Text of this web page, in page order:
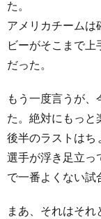
た。
アメリカチームは
ビーがそこまで
だった。
もう一度言うが
た。絶対にもっと
後半のラストはち
選手が浮き足立っ
で一番よくない試
まあ、それはそれ